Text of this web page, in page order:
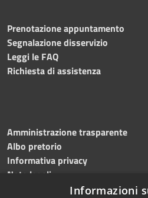
Prenotazione appuntamento
Segnalazione disservizio
Leggi le FAQ
Richiesta di assistenza
Amministrazione trasparente
Albo pretorio
Informativa privacy
Note legali
Dichiarazione di accessibilità
Informazioni